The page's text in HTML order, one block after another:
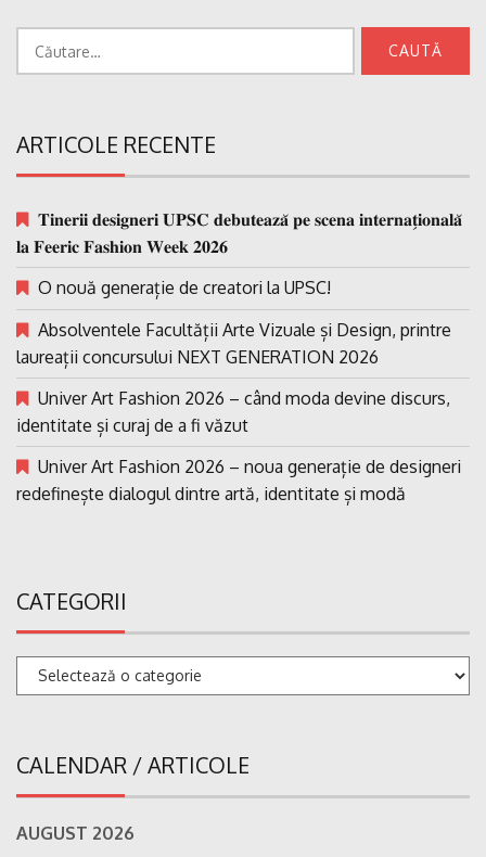
ARTICOLE RECENTE
𝐓𝐢𝐧𝐞𝐫𝐢𝐢 𝐝𝐞𝐬𝐢𝐠𝐧𝐞𝐫𝐢 𝐔𝐏𝐒𝐂 𝐝𝐞𝐛𝐮𝐭𝐞𝐚𝐳𝐚̆ 𝐩𝐞 𝐬𝐜𝐞𝐧𝐚 𝐢𝐧𝐭𝐞𝐫𝐧𝐚𝐭̗𝐢𝐨𝐧𝐚𝐥𝐚̆
𝐥𝐚 𝐅𝐞𝐞𝐫𝐢𝐜 𝐅𝐚𝐬𝐡𝐢𝐨𝐧 𝐖𝐞𝐞𝐤 𝟐𝟎𝟐𝟔
O nouă generație de creatori la UPSC!
Absolventele Facultății Arte Vizuale și Design, printre
laureații concursului NEXT GENERATION 2026
Univer Art Fashion 2026 – când moda devine discurs,
identitate și curaj de a fi văzut
Univer Art Fashion 2026 – noua generație de designeri
redefinește dialogul dintre artă, identitate și modă
CATEGORII
Categorii
CALENDAR / ARTICOLE
AUGUST 2026